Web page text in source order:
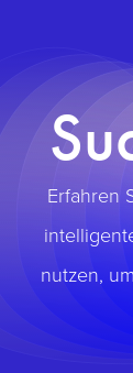
Erfahren
nutzen,